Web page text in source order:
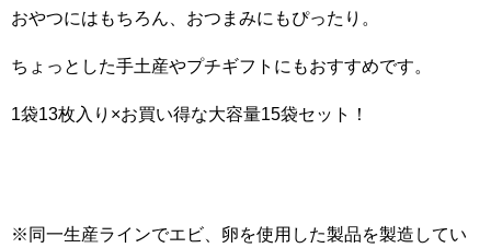
おやつにはもちろん、おつまみにもぴったり。
ちょっとした手土産やプチギフトにもおすすめです。
1袋13枚入り×お買い得な大容量15袋セット！
※同一生産ラインでエビ、卵を使用した製品を製造してい